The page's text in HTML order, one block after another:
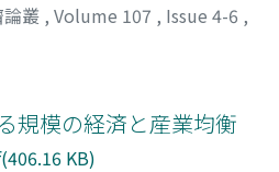
叢 , Volume 107 , Issue 4-6 ,
規模の経済と産業均衡
KB)